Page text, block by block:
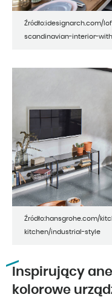
Źródło:idesignarch.com/
scandinavian-interior-
Źródło:hansgrohe.com/
kitchen/industrial-style
Inspirujący
kolorowe